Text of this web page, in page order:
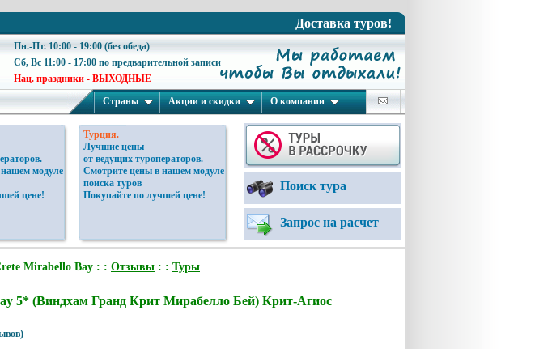
Доставка туров!
Пн.-Пт. 10:00 - 19:00 (без обеда)
Сб, Вс 11:00 - 17:00 по предварительной записи
Нац. праздники - ВЫХОДНЫЕ
Страны Акции и скидки О компании
модуле
цене!
Турция.
Лучшие цены
от ведущих туроператоров.
Смотрите цены в нашем модуле
поиска туров
Покупайте по лучшей цене!
Поиск тура
Запрос на расчет
Mirabello Bay : : Отзывы : : Туры
5* (Виндхам Гранд Крит Мирабелло Бей) Крит-Агиос